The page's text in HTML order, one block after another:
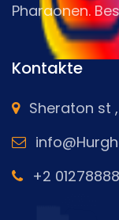
Pharaonen.
Pyramiden
der Antike,
Nils und
berühmten
Kontakte
Sheraton st
+2